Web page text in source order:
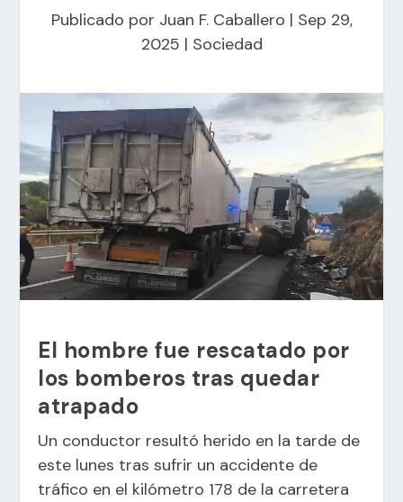
Publicado por Juan F. Caballero | Sep 29,
2025 | Sociedad
El hombre fue rescatado por
los bomberos tras quedar
atrapado
Un conductor resultó herido en la tarde de
este lunes tras sufrir un accidente de
tráfico en el kilómetro 178 de la carretera